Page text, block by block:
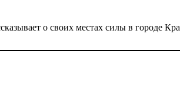
о своих местах силы в городе